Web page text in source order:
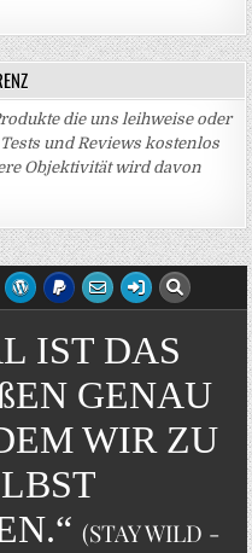
die uns leihweise oder
und Reviews kostenlos
Objektivität wird davon
IST DAS
GENAU
WIR ZU
(STAY WILD -